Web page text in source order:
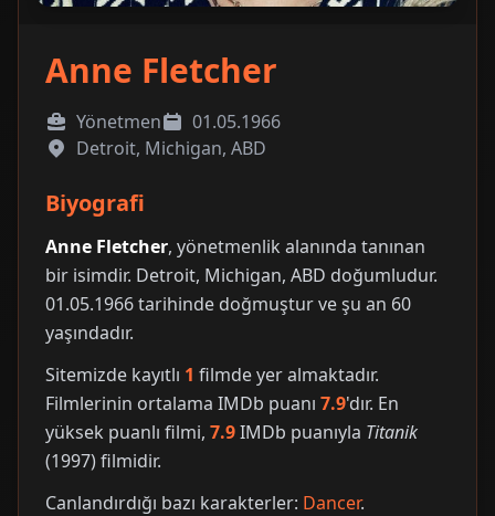
Anne Fletcher
Yönetmen
01.05.1966
Detroit, Michigan, ABD
Biyografi
Anne Fletcher, yönetmenlik alanında tanınan
bir isimdir. Detroit, Michigan, ABD doğumludur.
01.05.1966 tarihinde doğmuştur ve şu an 60
yaşındadır.
Sitemizde kayıtlı 1 filmde yer almaktadır.
Filmlerinin ortalama IMDb puanı 7.9'dır. En
yüksek puanlı filmi, 7.9IMDb puanıyla Titanik
(1997) filmidir.
Canlandırdığı bazı karakterler: Dancer.